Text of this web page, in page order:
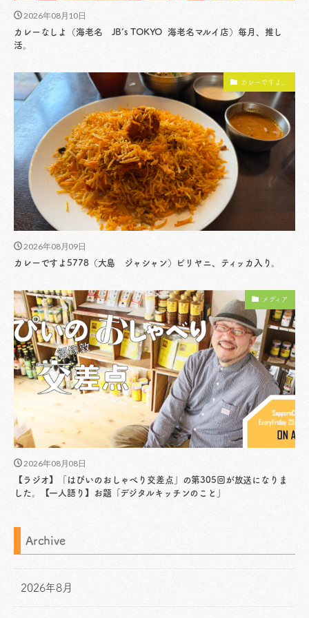
2026年08月10日
カレーなしよ（海老名 JB’s TOKYO 海老名マルイ店）毎月、推し
活。
カレーですよ。
2026年08月09日
カレーですよ5778（大島 ジャシャン）ビリヤニ、ティッカ入り。
メディア
2026年08月08日
【ラジオ】「はぴいのおしゃべり交差点」の第305回が放送になりま
した。【一人語り】お題「デジタルキッチンのこと」
Archive
2026年8月